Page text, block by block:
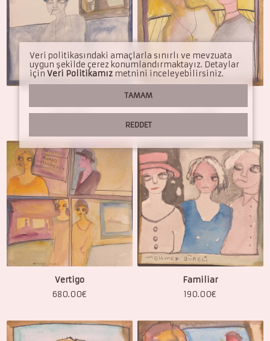
Pascal Lionnet
Pierre Reymond
Sergi Castignani
Yohann Gloaguen
Tüm Sanatçılarımız
405.00€
190.00€
Vertigo
680.00€
Familiar
190.00€
Veri politikasındaki amaçlarla sınırlı ve mevzuata
uygun şekilde çerez konumlandırmaktayız. Detaylar
için Veri Politikamızmetnini inceleyebilirsiniz.
TAMAM
REDDET